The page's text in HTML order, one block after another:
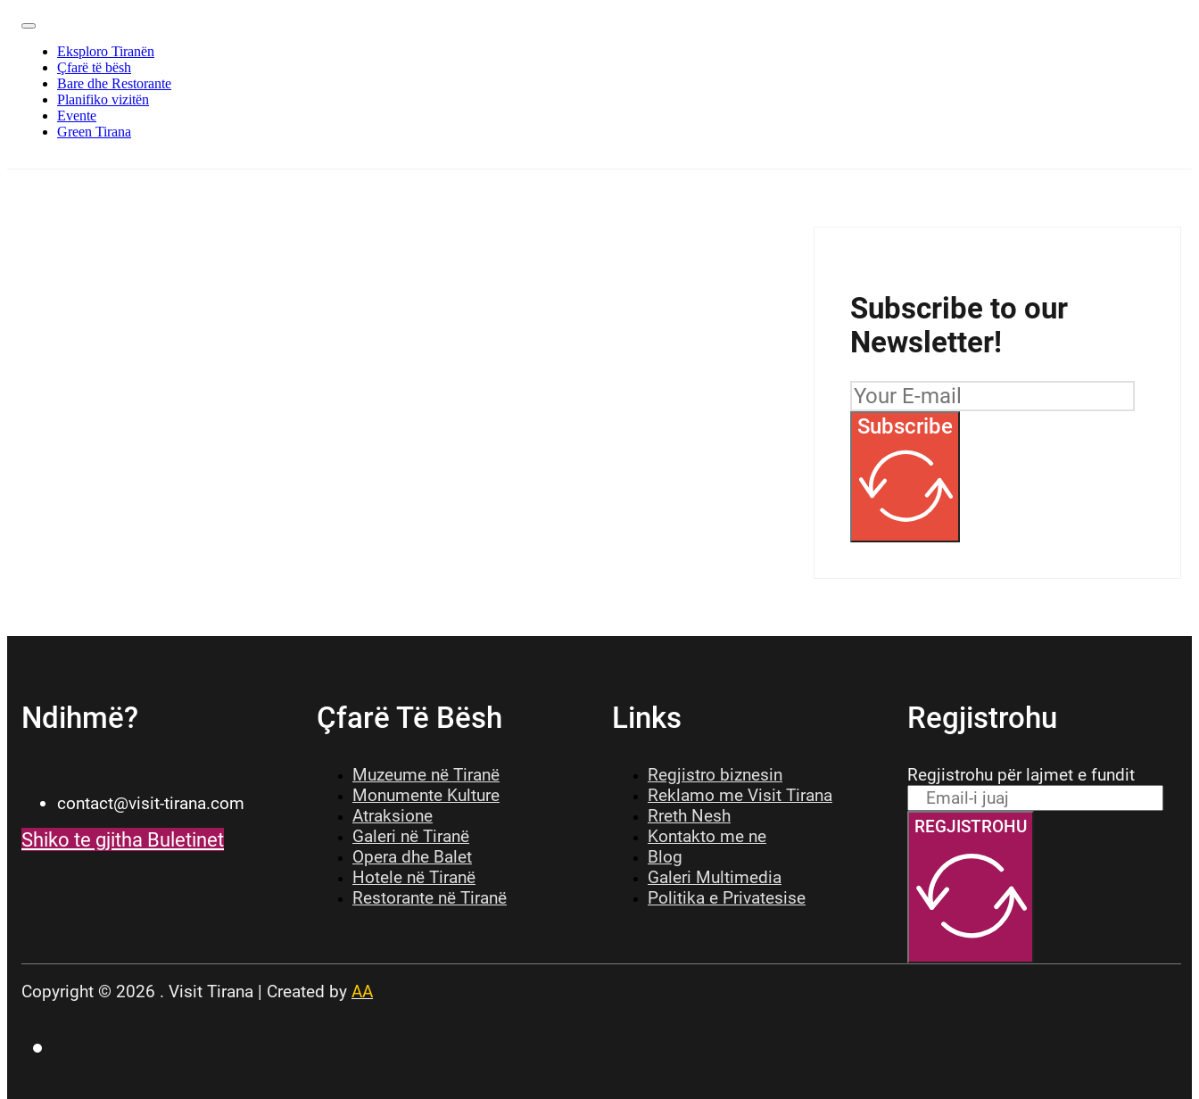
Eksploro Tiranën
Çfarë të bësh
Bare dhe Restorante
Planifiko vizitën
Evente
Green Tirana
Subscribe to our
Newsletter!
Subscribe
Ndihmë?
contact@visit-tirana.com
Shiko te gjitha Buletinet
Çfarë Të Bësh
Muzeume në Tiranë
Monumente Kulture
Atraksione
Galeri në Tiranë
Opera dhe Balet
Hotele në Tiranë
Restorante në Tiranë
Links
Regjistro biznesin
Reklamo me Visit Tirana
Rreth Nesh
Kontakto me ne
Blog
Galeri Multimedia
Politika e Privatesise
Regjistrohu
Regjistrohu për lajmet e fundit
REGJISTROHU
Copyright © 2026 . Visit Tirana | Created by AA